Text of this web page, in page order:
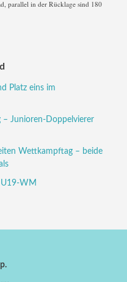
parallel in der Rücklage sind 180
Platz eins im
– Junioren-Doppelvierer
Wettkampftag – beide
U19-WM